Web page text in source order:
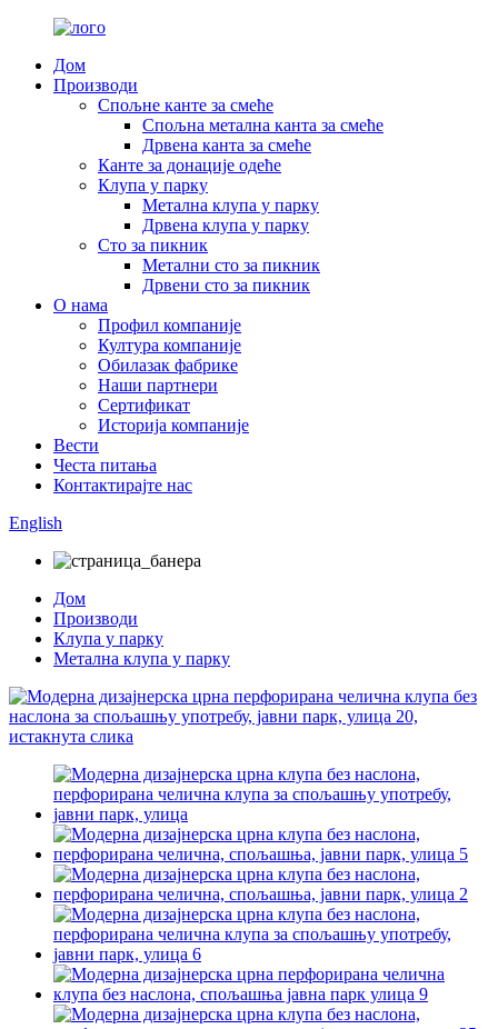
Дом
Производи
Спољне канте за смеће
Спољна метална канта за смеће
Дрвена канта за смеће
Канте за донације одеће
Клупа у парку
Метална клупа у парку
Дрвена клупа у парку
Сто за пикник
Метални сто за пикник
Дрвени сто за пикник
О нама
Профил компаније
Култура компаније
Обилазак фабрике
Наши партнери
Сертификат
Историја компаније
Вести
Честа питања
Контактирајте нас
English
Дом
Производи
Клупа у парку
Метална клупа у парку